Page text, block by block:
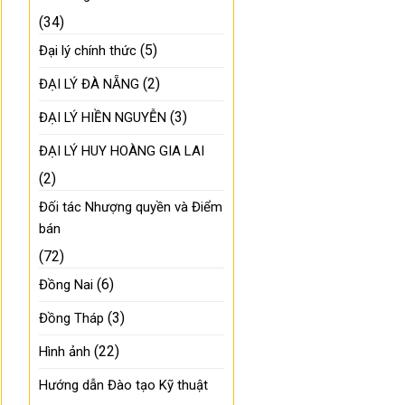
(34)
Đại lý chính thức (5)
ĐẠI LÝ ĐÀ NẴNG (2)
ĐẠI LÝ HIỀN NGUYỄN (3)
ĐẠI LÝ HUY HOÀNG GIA LAI
(2)
Đối tác Nhượng quyền và Điểm
bán
(72)
Đồng Nai (6)
Đồng Tháp (3)
Hình ảnh (22)
Hướng dẫn Đào tạo Kỹ thuật